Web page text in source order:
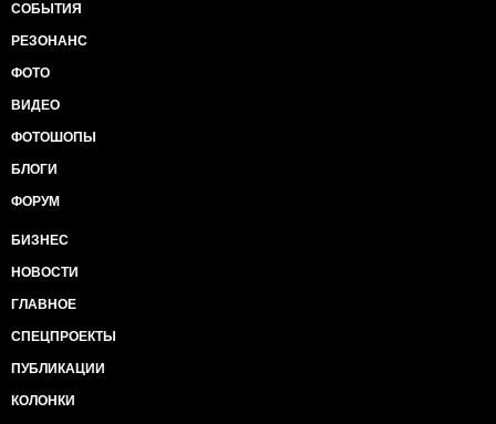
СОБЫТИЯ
РЕЗОНАНС
ФОТО
ВИДЕО
ФОТОШОПЫ
БЛОГИ
ФОРУМ
БИЗНЕС
НОВОСТИ
ГЛАВНОЕ
СПЕЦПРОЕКТЫ
ПУБЛИКАЦИИ
КОЛОНКИ